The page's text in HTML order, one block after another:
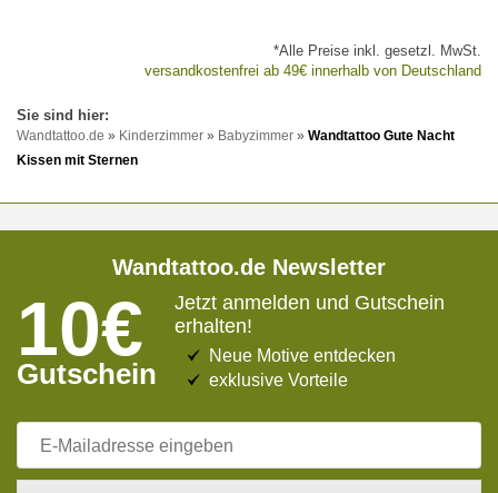
*Alle Preise inkl. gesetzl. MwSt.
versandkostenfrei ab 49€ innerhalb von Deutschland
Wandtattoo.de » Kinderzimmer » Babyzimmer » Wandtattoo Gute Nacht
Kissen mit Sternen
Wandtattoo.de Newsletter
10€
Gutschein
Jetzt anmelden und Gutschein
erhalten!
Neue Motive entdecken
exklusive Vorteile